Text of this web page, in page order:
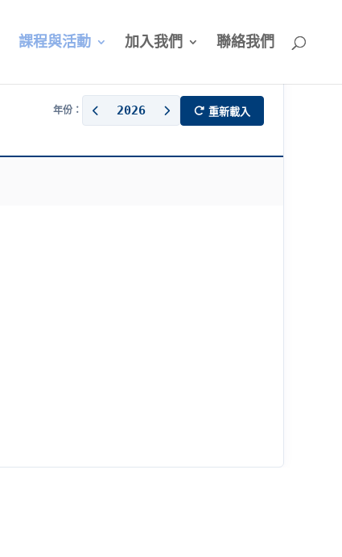
課程與活動 加入我們 聯絡我們
年份： 2026 重新載入